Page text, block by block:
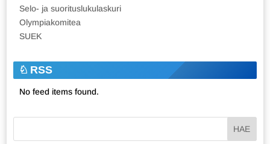
Selo- ja suorituslukulaskuri
Olympiakomitea
SUEK
RSS
No feed items found.